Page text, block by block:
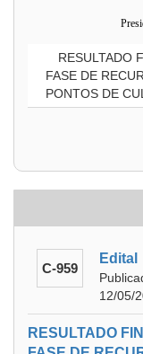
RESULTADO
FASE DE
PONTOS DE
C-959
Edital
12/05/
RESULTADO